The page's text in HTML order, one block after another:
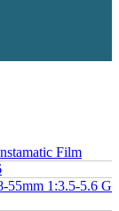
Film
1:3.5-5.6 G